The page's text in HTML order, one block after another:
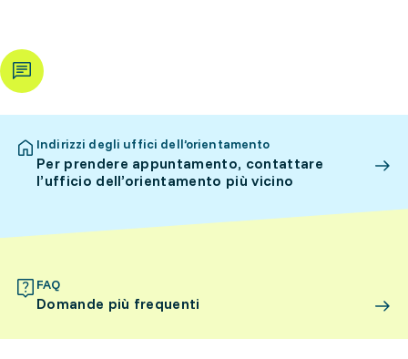
Indirizzi degli uffici dell’orientamento
Per prendere appuntamento, contattare
l’ufficio dell’orientamento più vicino
FAQ
Domande più frequenti